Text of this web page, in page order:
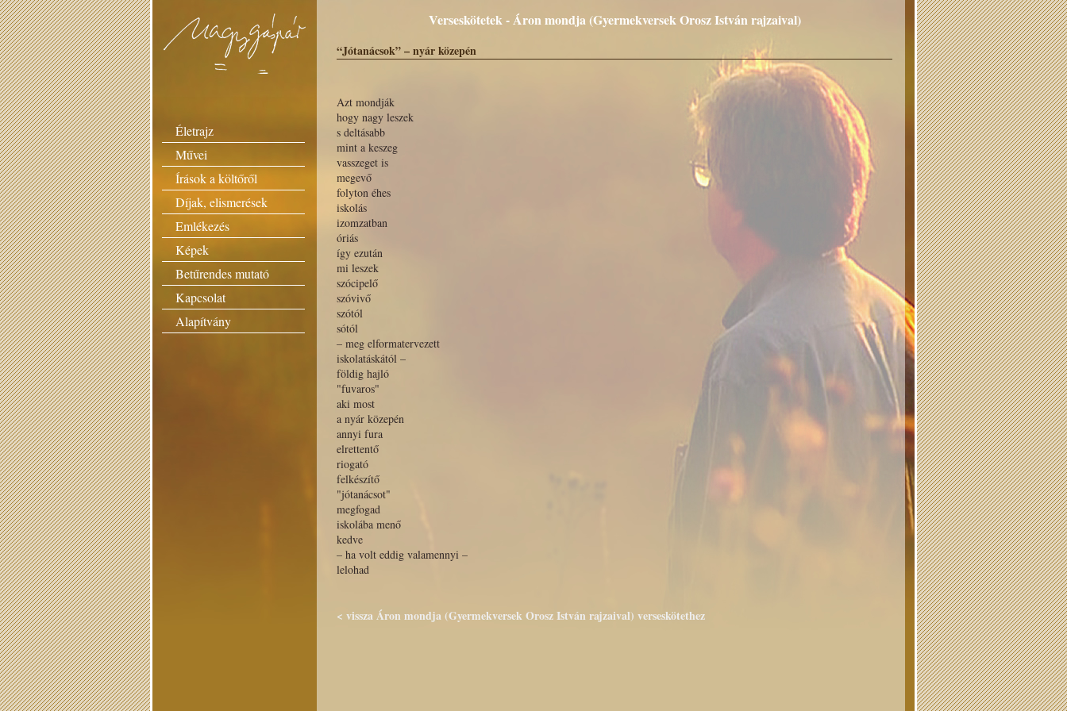
Életrajz
Művei
Írások a költőről
Díjak, elismerések
Emlékezés
Képek
Betűrendes mutató
Kapcsolat
Alapítvány
Verseskötetek - Áron mondja (Gyermekversek Orosz István rajzaival)
“Jótanácsok” – nyár közepén
Azt mondják
hogy nagy leszek
s deltásabb
mint a keszeg
vasszeget is
megevő
folyton éhes
iskolás
izomzatban
óriás
így ezután
mi leszek
szócipelő
szóvivő
szótól
sótól
– meg elformatervezett
iskolatáskától –
földig hajló
"fuvaros"
aki most
a nyár közepén
annyi fura
elrettentő
riogató
felkészítő
"jótanácsot"
megfogad
iskolába menő
kedve
– ha volt eddig valamennyi –
lelohad
< vissza Áron mondja (Gyermekversek Orosz István rajzaival) verseskötethez